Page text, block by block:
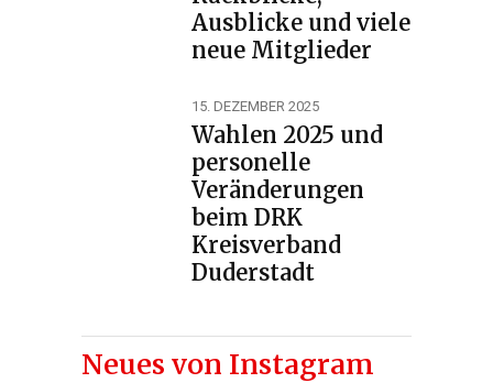
Ausblicke und viele
neue Mitglieder
15. DEZEMBER 2025
Wahlen 2025 und
personelle
Veränderungen
beim DRK
Kreisverband
Duderstadt
Neues von Instagram